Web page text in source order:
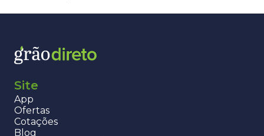
Site
App
Ofertas
Cotações
Blog